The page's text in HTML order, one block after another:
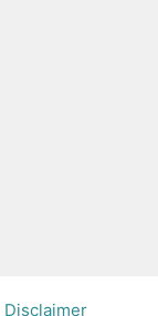
Disclaimer